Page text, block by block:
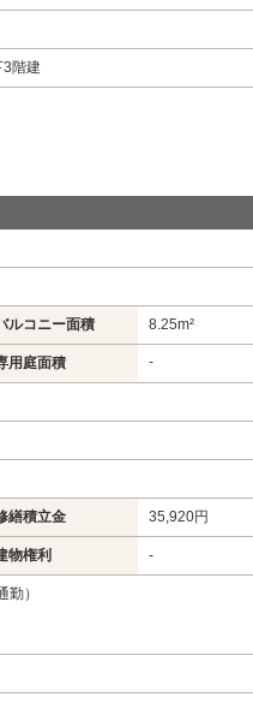
3階建
ルコニー面積 8.25m²
用庭面積 -
繕積立金 35,920円
物権利 -
）